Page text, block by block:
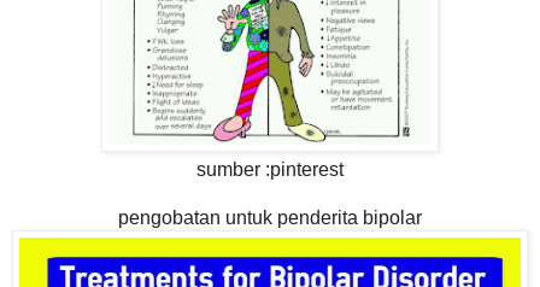
sumber :pinterest
pengobatan untuk penderita bipolar